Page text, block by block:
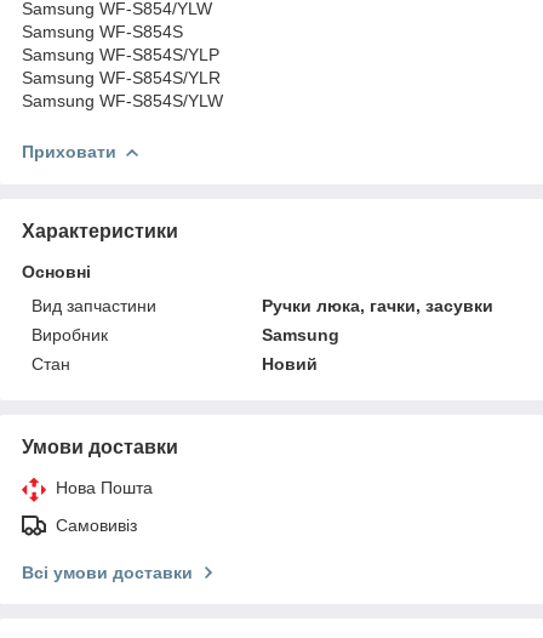
Samsung WF-S854/YLW
Samsung WF-S854S
Samsung WF-S854S/YLP
Samsung WF-S854S/YLR
Samsung WF-S854S/YLW
Приховати
Характеристики
Основні
Вид запчастини
Ручки люка, гачки, засувки
Виробник
Samsung
Стан
Новий
Умови доставки
Нова Пошта
Самовивіз
Всі умови доставки